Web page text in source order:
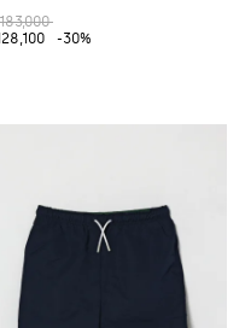
-30%